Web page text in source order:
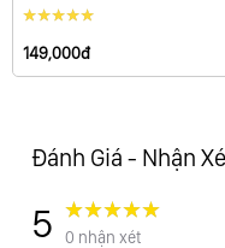
Hợp kim
Trung Quốc
149,000đ
Đánh Giá - Nhận
5 0 nhận xét